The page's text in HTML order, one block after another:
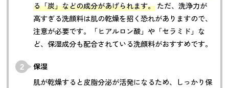
る「炭」などの成分があげられます。 ただ、洗浄力が
高すぎる洗顔料は肌の乾燥を招く恐れがありますので、
注意が必要です。「ヒアルロン酸」や「セラミド」な
ど、保湿成分も配合されている洗顔料がおすすめです。
保湿
肌が乾燥すると皮脂分泌が活発になるため、しっかり保